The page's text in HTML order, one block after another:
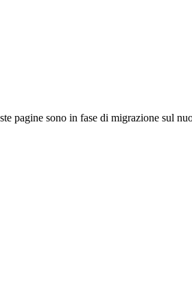
pagine sono in fase di migrazione sul